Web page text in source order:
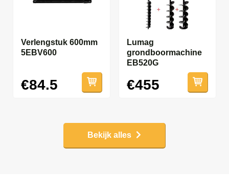
Verlengstuk 600mm
5EBV600
€84.5
Lumag
grondboormachine
EB520G
€455
Bekijk alles